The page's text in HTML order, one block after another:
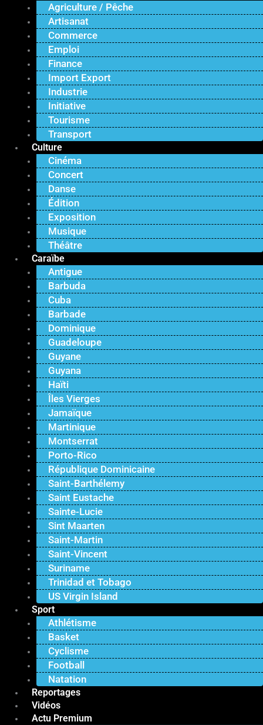
Agriculture / Pêche
Artisanat
Commerce
Emploi
Finance
Import Export
Industrie
Initiative
Tourisme
Transport
Culture
Cinéma
Concert
Danse
Édition
Exposition
Musique
Théâtre
Caraïbe
Antigue
Barbuda
Cuba
Barbade
Dominique
Guadeloupe
Guyane
Guyana
Haïti
Îles Vierges
Jamaïque
Martinique
Montserrat
Porto-Rico
République Dominicaine
Saint-Barthélemy
Saint Eustache
Sainte-Lucie
Sint Maarten
Saint-Martin
Saint-Vincent
Suriname
Trinidad et Tobago
US Virgin Island
Sport
Athlétisme
Basket
Cyclisme
Football
Natation
Reportages
Vidéos
Actu Premium